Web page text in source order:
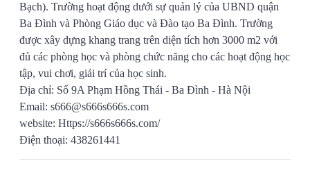
Bạch). Trường hoạt động dưới sự quản lý của UBND quận
Ba Đình và Phòng Giáo dục và Đào tạo Ba Đình. Trường
được xây dựng khang trang trên diện tích hơn 3000 m2 với
đủ các phòng học và phòng chức năng cho các hoạt động học
tập, vui chơi, giải trí của học sinh.
Địa chỉ: Số 9A Phạm Hồng Thái - Ba Đình - Hà Nội
Email: s666@s666s666s.com
website: Https://s666s666s.com/
Điện thoại: 438261441